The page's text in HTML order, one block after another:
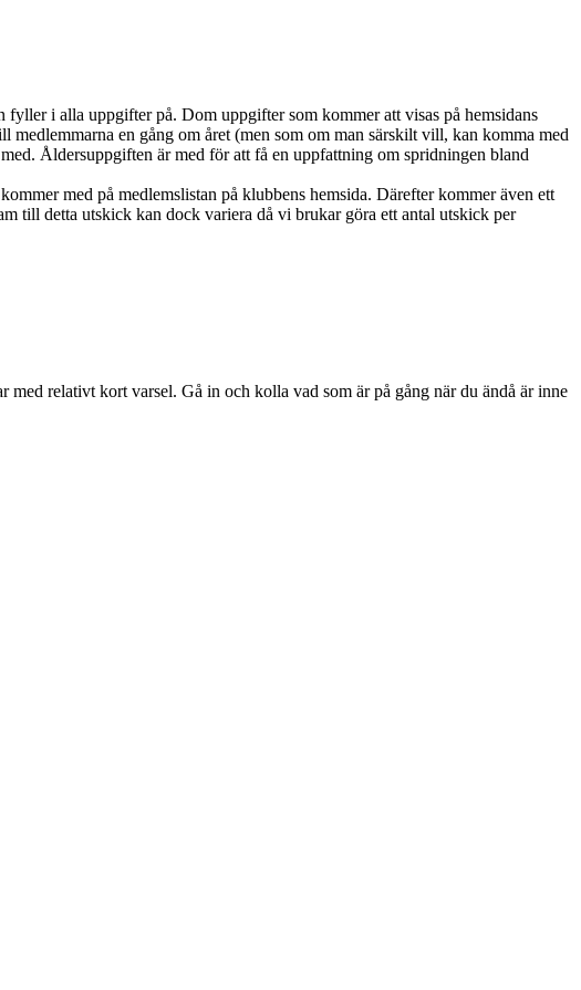
i alla uppgifter på. Dom uppgifter som kommer att visas på hemsidans
en gång om året (men som om man särskilt vill, kan komma med
Åldersuppgiften är med för att få en uppfattning om spridningen bland
med på medlemslistan på klubbens hemsida. Därefter kommer även ett
till detta utskick kan dock variera då vi brukar göra ett antal utskick per
relativt kort varsel. Gå in och kolla vad som är på gång när du ändå är inne